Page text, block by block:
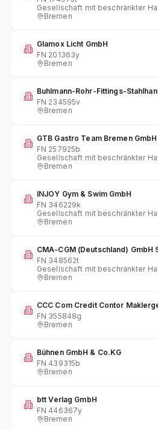
Gesellschaft mit beschränkter
Bremen
Glamox Licht GmbH
FN 201363y
Bremen
Buhlmann-Rohr-Fittings-
FN 234595v
Bremen
GTB Gastro Team Bremen GmbH
FN 257925b
Gesellschaft mit beschränkter
Bremen
INJOY Gym & Swim GmbH
FN 346229k
Gesellschaft mit beschränkter
Bremen
CMA-CGM (Deutschland) GmbH
FN 348562t
Gesellschaft mit beschränkter
Bremen
CCC Com Credit Contor
FN 355848g
Bremen
Bühnen GmbH & Co.KG
FN 439315b
Bremen
btt Verlag GmbH
FN 446367y
Bremen